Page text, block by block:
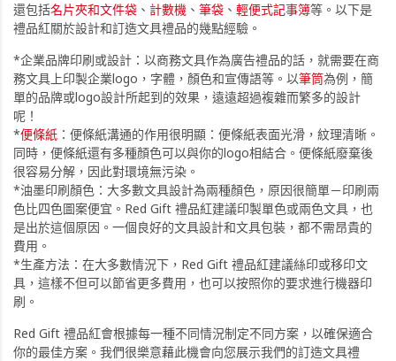
還包括名片夾和文件袋 、 計數機 、 筆袋 、 輕便式記事簿等。以下是
禮品紅關於設計和訂造文具禮品的幾點經驗。
*企業品牌印刷或設計：以商務文具作為廣告禮品的話，就需要在商
務文具上印製企業logo，字體，顏色和宣傳語等。以筆筒為例，簡
單的品牌或logo設計所起到的效果，遠遠超過複雜而繁多的設計
呢！
*便條紙 ：便條紙溝通的作用很明顯：便條紙表面光滑，紋理清晰。
同時，便條紙還有多種顏色可以與你的logo相結合。便條紙廢棄後
很容易分解，因此對環境無污染。
*油墨印刷顏色：大多數文具設計為兩種顏色，原因很簡單－印刷兩
色比四色圖案便宜。Red Gift 禮品紅建議印製單色或兩色文具，也
是出於這個原因。一個良好的文具設計和文具包裝，都不需昂貴的
費用。
*生產方法：在大多數情況下，Red Gift 禮品紅建議絲印或移印文
具，這樣不但可以節省更多費用，也可以按照你的要求進行機器印
刷。
Red Gift 禮品紅會根據每一種不同情況制定不同方案，以確保適合
你的最佳方案。我們很樂意藉此機會向您展示我們的訂造文具禮